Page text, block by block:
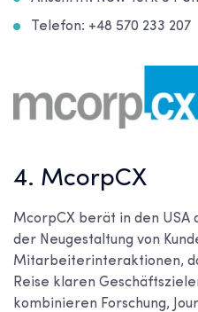
Telefon: +48 570 233 207
4. McorpCX
McorpCX berät in den USA
der Neugestaltung von
Mitarbeiterinteraktionen,
Reise klaren
kombinieren Forschung,